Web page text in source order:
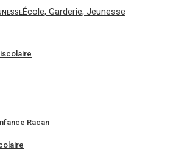
École, Garderie, Jeunesse
Racan